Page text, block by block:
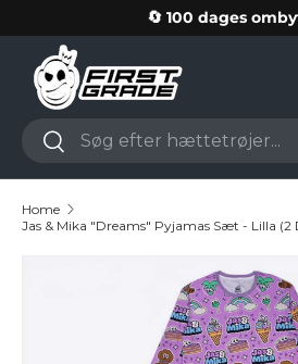
Skip to content
🔄 100 dages
Search
Search
Home
Jas & Mika "Dreams" Pyjamas Sæt - Lilla (2
Skip to product information